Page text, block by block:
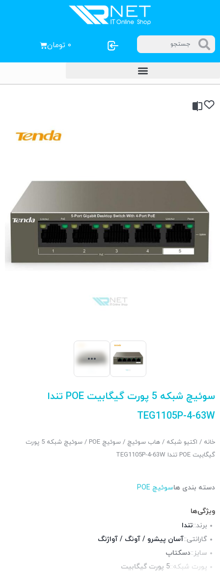
۰ تومان
سوئیچ شبکه 5 پورت گیگابیت POE تندا
TEG1105P-4-63W
خانه / اکتیو شبکه / هاب سوئیچ / سوئیچ POE
/ سوئیچ شبکه 5 پورت
گیگابیت POE تندا TEG1105P-4-63W
دسته بندی هاسوئیچ POE
ویژگی‌ها
برند::تندا
گارانتی::آسان پیشرو / آونگ / آواژنگ
سایز::دسکتاپ
پورت شبکه::5 پورت گیگابیت